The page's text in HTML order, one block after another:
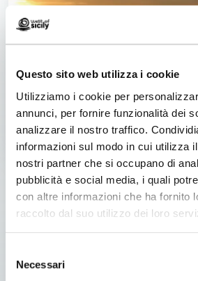
Questo sito web utilizza i cookie
Utilizziamo i cookie per
annunci, per fornire funzionalità dei
analizzare il nostro traffico.
informazioni sul modo in cui utilizza
nostri partner che si occupano di
pubblicità e social media, i quali
con altre informazioni che ha fornito
raccolto dal suo utilizzo dei loro
delNecessari
Trapani
Nel cuore della città dei due mari